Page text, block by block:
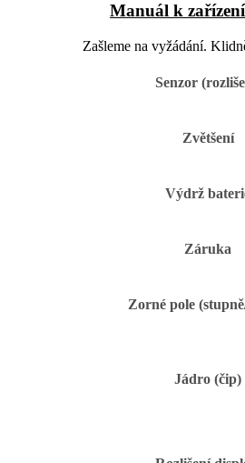
Manuál k
Zašleme na vyžádání.
Senzor
Zvětšení
Výdrž
Záruka
Zorné pole
Jádro (čip)